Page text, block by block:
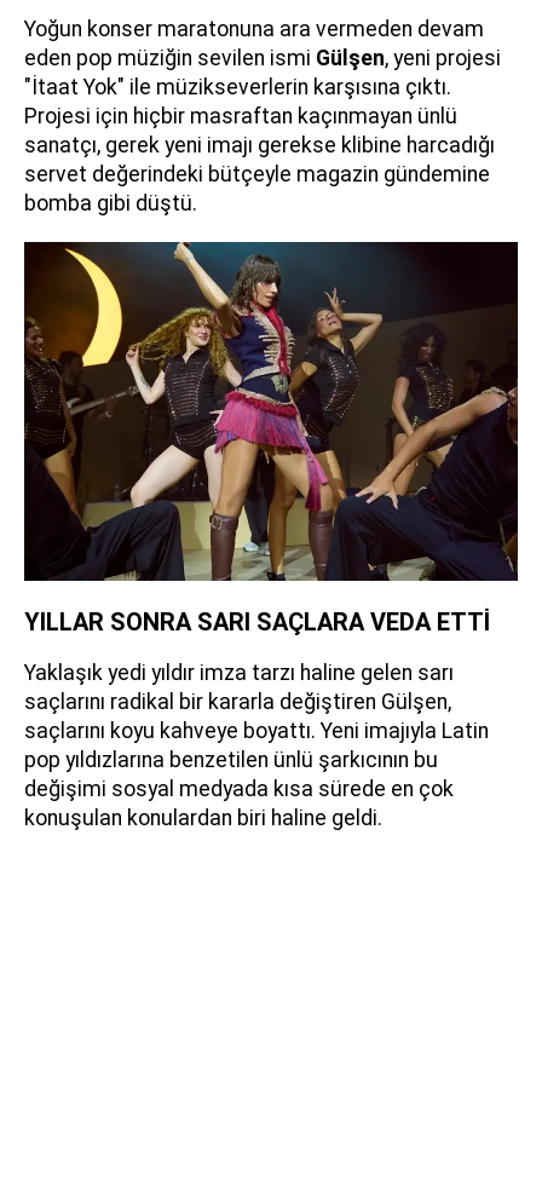
Yoğun konser maratonuna ara vermeden devam
eden pop müziğin sevilen ismi Gülşen, yeni projesi
"İtaat Yok" ile müzikseverlerin karşısına çıktı.
Projesi için hiçbir masraftan kaçınmayan ünlü
sanatçı, gerek yeni imajı gerekse klibine harcadığı
servet değerindeki bütçeyle magazin gündemine
bomba gibi düştü.
YILLAR SONRA SARI SAÇLARA VEDA ETTİ
Yaklaşık yedi yıldır imza tarzı haline gelen sarı
saçlarını radikal bir kararla değiştiren Gülşen,
saçlarını koyu kahveye boyattı. Yeni imajıyla Latin
pop yıldızlarına benzetilen ünlü şarkıcının bu
değişimi sosyal medyada kısa sürede en çok
konuşulan konulardan biri haline geldi.